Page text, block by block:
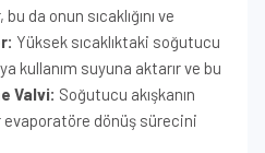
bu da onun sıcaklığını ve
Yüksek sıcaklıktaki soğutucu
kullanım suyuna aktarır ve bu
Valvi: Soğutucu akışkanın
evaporatöre dönüş sürecini